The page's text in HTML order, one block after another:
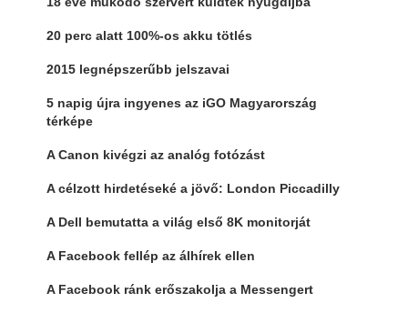
20 perc alatt 100%-os akku tötlés
2015 legnépszerűbb jelszavai
5 napig újra ingyenes az iGO Magyarország
térképe
A Canon kivégzi az analóg fotózást
A célzott hirdetéseké a jövő: London Piccadilly
A Dell bemutatta a világ első 8K monitorját
A Facebook fellép az álhírek ellen
A Facebook ránk erőszakolja a Messengert